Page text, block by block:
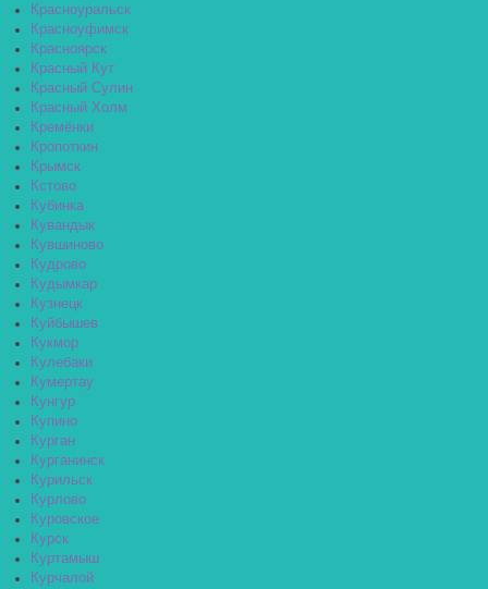
Красноуральск
Красноуфимск
Красноярск
Красный Кут
Красный Сулин
Красный Холм
Кремёнки
Кропоткин
Крымск
Кстово
Кубинка
Кувандык
Кувшиново
Кудрово
Кудымкар
Кузнецк
Куйбышев
Кукмор
Кулебаки
Кумертау
Кунгур
Купино
Курган
Курганинск
Курильск
Курлово
Куровское
Курск
Куртамыш
Курчалой